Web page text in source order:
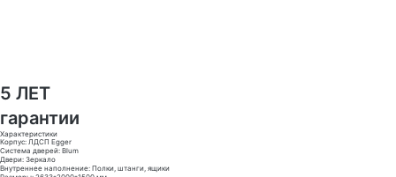
5 ЛЕТ
гарантии
Характеристики
Корпус: ЛДСП Egger
Система дверей: Blum
Двери: Зеркало
Внутреннее наполнение: Полки, штанги, ящики